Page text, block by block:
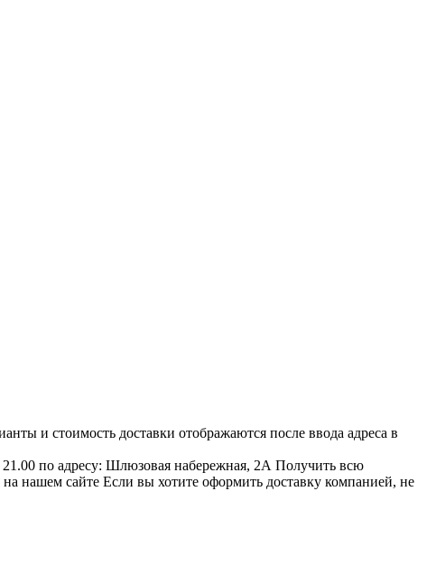
и стоимость доставки отображаются после ввода адреса в
по адресу: Шлюзовая набережная, 2А Получить всю
нашем сайте Если вы хотите оформить доставку компанией, не